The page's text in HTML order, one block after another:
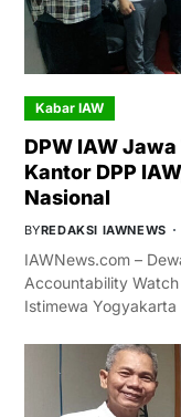
Kabar IAW
DPW IAW
Kantor DPP
Nasional
BYREDAKSI IAWNEWS
IAWNews.com –
Accountability
Istimewa